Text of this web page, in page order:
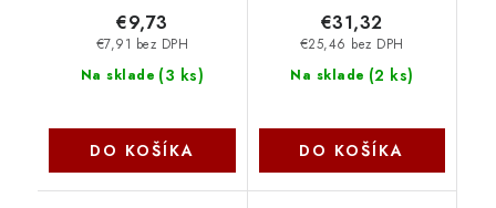
Na sklade (3 ks)
€7,91 bez DPH
€9,73
DO KOŠÍKA
Na sklade (2 ks)
€25,46 bez DPH
€31,32
DO KOŠÍKA